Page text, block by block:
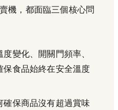
機，都面臨三個核心問
度變化、開關門頻率、
食品始終在安全溫度
確保商品沒有超過賞味